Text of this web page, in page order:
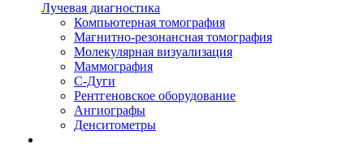
Лучевая диагностика
Компьютерная томография
Магнитно-резонансная томография
Молекулярная визуализация
Маммография
С-Дуги
Рентгеновское оборудование
Ангиографы
Денситометры